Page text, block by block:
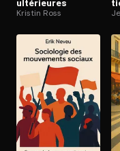
ultérieures
Kristin Ross